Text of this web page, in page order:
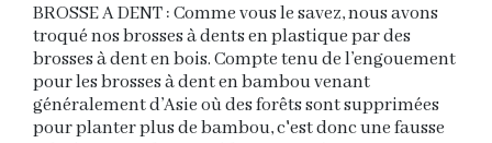
BROSSE A DENT :Comme vous le savez, nous avons
troqué nos brosses à dents en plastique par des
brosses à dent en bois. Compte tenu de l’engouement
pour lesbrosses à dent en bambouvenant
généralement d’Asie où des forêts sont supprimées
pour planter plus debambou, c'est donc une fausse